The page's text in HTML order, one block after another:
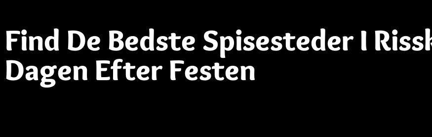
Find De Bedste Spisesteder I
Dagen Efter Festen